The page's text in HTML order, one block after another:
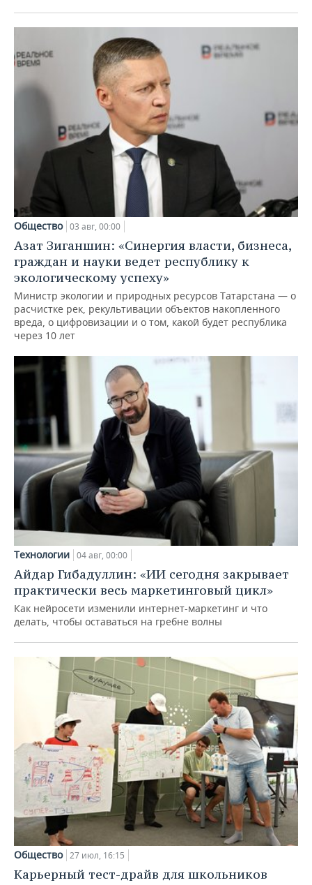
Общество 03 авг, 00:00
Азат Зиганшин: «Синергия власти, бизнеса,
граждан и науки ведет республику к
экологическому успеху»
Министр экологии и природных ресурсов Татарстана — о
расчистке рек, рекультивации объектов накопленного
вреда, о цифровизации и о том, какой будет республика
через 10 лет
Технологии 04 авг, 00:00
Айдар Гибадуллин: «ИИ сегодня закрывает
практически весь маркетинговый цикл»
Как нейросети изменили интернет-маркетинг и что
делать, чтобы оставаться на гребне волны
Общество 27 июл, 16:15
Карьерный тест-драйв для школьников